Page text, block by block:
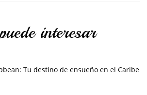
interesar
Tu destino de ensueño en el Caribe